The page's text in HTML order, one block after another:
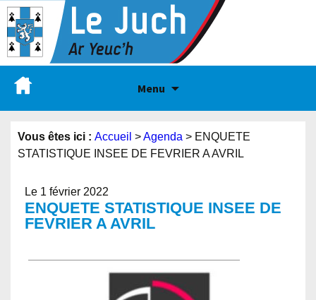
Menu
Vous êtes ici : Accueil >Agenda > ENQUETE
STATISTIQUE INSEE DE FEVRIER A AVRIL
Le 1 février 2022
ENQUETE STATISTIQUE INSEE DE
FEVRIER A AVRIL